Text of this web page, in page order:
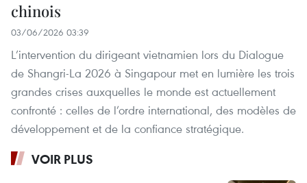
chinois
03/06/2026 03:39
L’intervention du dirigeant vietnamien lors du Dialogue
de Shangri-La 2026 à Singapour met en lumière les trois
grandes crises auxquelles le monde est actuellement
confronté : celles de l’ordre international, des modèles de
développement et de la confiance stratégique.
VOIR PLUS